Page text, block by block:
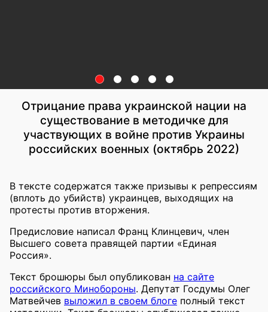
Отрицание права украинской нации на
существование в методичке для
участвующих в войне против Украины
российских военных (октябрь 2022)
В тексте содержатся также призывы к репрессиям
(вплоть до убийств) украинцев, выходящих на
протесты против вторжения.
Предисловие написал Франц Клинцевич, член
Высшего совета правящей партии «Единая
Россия».
Текст брошюры был опубликован на сайте
российского Минобороны. Депутат Госдумы Олег
Матвейчев выложил в своем блоге полный текст